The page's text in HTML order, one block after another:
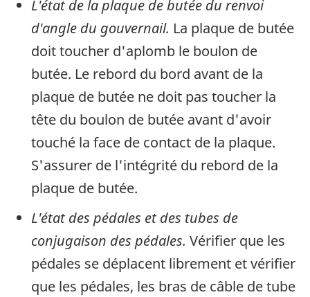
L'état de la plaque de butée du renvoi
d'angle du gouvernail. La plaque de butée
doit toucher d'aplomb le boulon de
butée. Le rebord du bord avant de la
plaque de butée ne doit pas toucher la
tête du boulon de butée avant d'avoir
touché la face de contact de la plaque.
S'assurer de l'intégrité du rebord de la
plaque de butée.
L'état des pédales et des tubes de
conjugaison des pédales. Vérifier que les
pédales se déplacent librement et vérifier
que les pédales, les bras de câble de tube